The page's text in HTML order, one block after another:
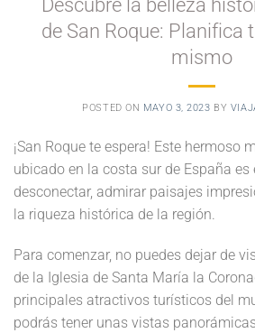
de San Roque: Planifica
mismo
POSTED ON MAYO 3, 2023 BY
¡San Roque te espera! Este hermoso
ubicado en la costa sur de España
desconectar, admirar paisajes
la riqueza histórica de la región.
Para comenzar, no puedes dejar de
de la Iglesia de Santa María la
principales atractivos turísticos del
podrás tener unas vistas